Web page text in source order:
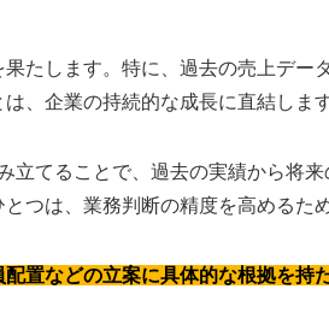
たします。特に、過去の売上デー
、企業の持続的な成長に直結します
てることで、過去の実績から将来
つは、業務判断の精度を高めるため
置などの立案に具体的な根拠を持